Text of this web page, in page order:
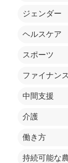
ジェンダー
ヘルスケア
スポーツ
ファイナンス
中間支援
介護
働き方
持続可能な